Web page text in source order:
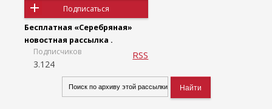
Подписаться
Бесплатная «Серебряная»
новостная рассылка .
Подписчиков
3.124
RSS